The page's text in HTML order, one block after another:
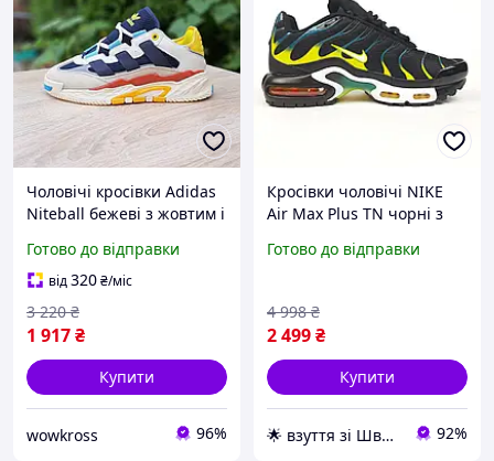
Чоловічі кросівки Adidas
Niteball бежеві з жовтим і
Готово до відправки
від320₴/міс
1 917₴
3 220 ₴
Купити
wowkross 96%
Кросівки чоловічі NIKE
Air Max Plus TN чорні з
розмір
Готово до відправки
2 499₴
4 998 ₴
Купити
🌟 взуття зі Швеції, миттєво 🚚💨 без передоплат 92%